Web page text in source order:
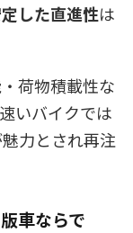
した直進性は
荷物積載性な
いバイクでは
力とされ再注
車ならで